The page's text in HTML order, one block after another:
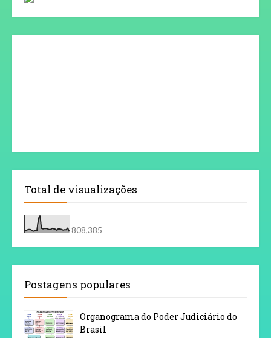
Total de visualizações
808,385
Postagens populares
Organograma do Poder Judiciário do
Brasil